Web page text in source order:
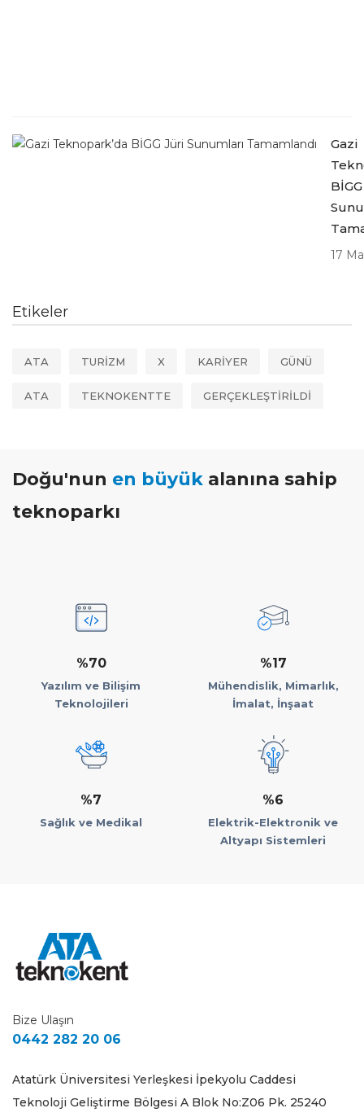
Gazi
17
Etikeler
ATA TURİZM X KARİYER GÜNÜ
ATA TEKNOKENTTE GERÇEKLEŞTİRİLDİ
Doğu'nun en büyük alanına sahip
teknoparkı
%70
Yazılım ve Bilişim
Teknolojileri
%17
Mühendislik, Mimarlık,
İmalat, İnşaat
%7
Sağlık ve Medikal
%6
Elektrik-Elektronik ve
Altyapı Sistemleri
Bize Ulaşın
0442 282 20 06
Atatürk Üniversitesi Yerleşkesi İpekyolu Caddesi
Teknoloji Geliştirme Bölgesi A Blok No:Z06 Pk. 25240